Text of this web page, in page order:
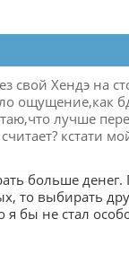
свой Хендэ на
ощущение,как
лучше
кстати
больше
то выбирать
я бы не стал